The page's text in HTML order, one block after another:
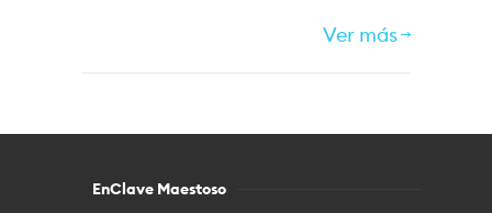
Ver más
EnClave Maestoso